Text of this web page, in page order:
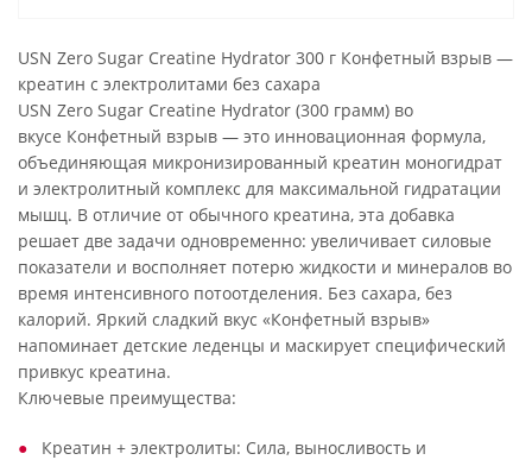
USN Zero Sugar Creatine Hydrator 300 г Конфетный взрыв —
креатин с электролитами без сахара
USN Zero Sugar Creatine Hydrator (300 грамм) во
вкусе Конфетный взрыв — это инновационная формула,
объединяющая микронизированный креатин моногидрат
и электролитный комплекс для максимальной гидратации
мышц. В отличие от обычного креатина, эта добавка
решает две задачи одновременно: увеличивает силовые
показатели и восполняет потерю жидкости и минералов во
время интенсивного потоотделения. Без сахара, без
калорий. Яркий сладкий вкус «Конфетный взрыв»
напоминает детские леденцы и маскирует специфический
привкус креатина.
Ключевые преимущества:
Креатин + электролиты: Сила, выносливость и